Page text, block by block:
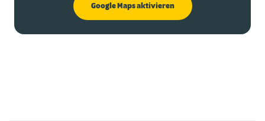
Google Maps aktivieren